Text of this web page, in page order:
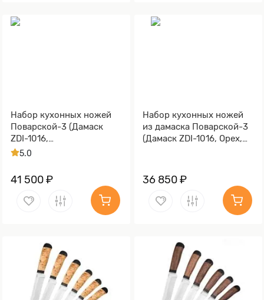
Набор кухонных ножей
Поварской-3 (Дамаск
ZDI-1016,
Стабилизированная
коричневая, Алюминий)
5.0
41 500 ₽
Набор кухонных ножей
из дамаска Поварской-3
(Дамаск ZDI-1016, Орех,
36 850 ₽